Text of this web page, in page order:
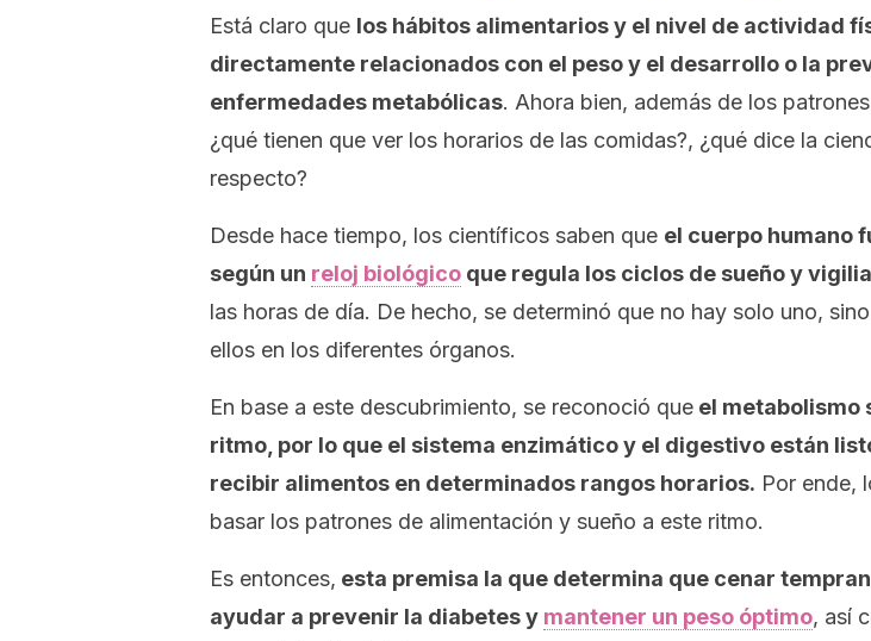
Está claro que los hábitos alimentarios y el nivel de actividad
directamente relacionados con el peso y el desarrollo o la
enfermedades metabólicas. Ahora bien, además de los
¿qué tienen que ver los horarios de las comidas?, ¿qué dice la
respecto?
Desde hace tiempo, los científicos saben que el cuerpo humano
según un reloj biológico que regula los ciclos de sueño y vigilia
las horas de día. De hecho, se determinó que no hay solo uno,
ellos en los diferentes órganos.
En base a este descubrimiento, se reconoció que el metabolismo
ritmo, por lo que el sistema enzimático y el digestivo están
recibir alimentos en determinados rangos horarios. Por ende,
basar los patrones de alimentación y sueño a este ritmo.
Es entonces, esta premisa la que determina que cenar
ayudar a prevenir la diabetes y mantener un peso óptimo, así